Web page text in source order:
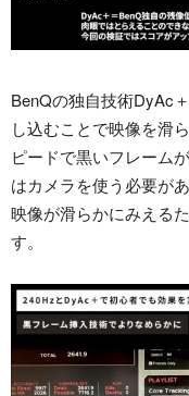
BenQの独自技術DyAc
し込むことで映像を滑
ピードで黒いフレーム
はカメラを使う必要が
映像が滑らかにみえる
す。